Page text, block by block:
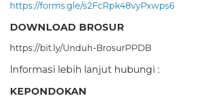
https://forms.gle/s2FcRpk48vyPxwps6
DOWNLOAD BROSUR
https://bit.ly/Unduh-BrosurPPDB
Informasi lebih lanjut hubungi :
KEPONDOKAN